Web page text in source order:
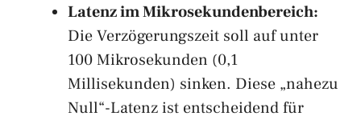
Latenz im Mikrosekundenbereich:
Die Verzögerungszeit soll auf unter
100 Mikrosekunden (0,1
Millisekunden) sinken. Diese „nahezu
Null“-Latenz ist entscheidend für